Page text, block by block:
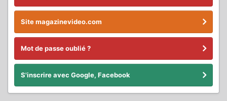
Site magazinevideo.com
Mot de passe oublié ?
S'inscrire avec Google, Facebook